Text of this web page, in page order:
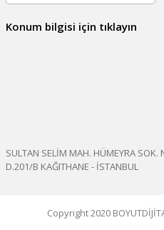
Konum bilgisi için tıklayın
SULTAN SELİM MAH. HÜMEYRA SOK.
D.201/B KAĞITHANE - İSTANBUL
Copyright 2020